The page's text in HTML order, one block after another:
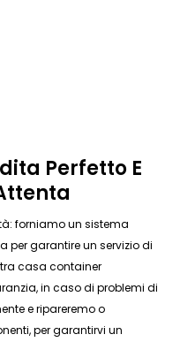
Perfetto E
forniamo un sistema
per garantire un servizio di
casa container
in caso di problemi di
e ripareremo o
per garantirvi un